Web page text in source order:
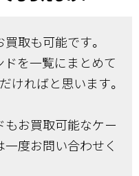
取も可能です。
を一覧にまとめて
ければと思います。
お買取可能なケー
度お問い合わせく